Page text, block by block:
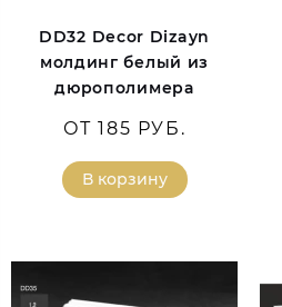
DD32 Decor Dizayn
молдинг белый из
дюрополимера
ОТ 185 РУБ.
В корзину